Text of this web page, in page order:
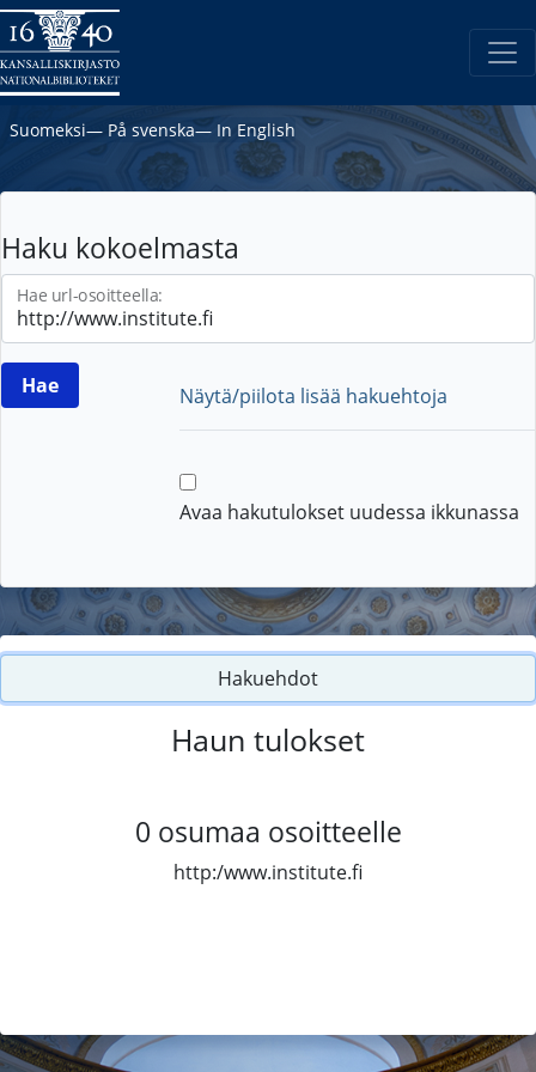
Suomeksi― På svenska― In English
Haku kokoelmasta
Hae url-osoitteella:
Näytä/piilota lisää hakuehtoja
Avaa hakutulokset uudessa ikkunassa
Hakuehdot
Haun tulokset
0 osumaa osoitteelle
http:/www.institute.fi